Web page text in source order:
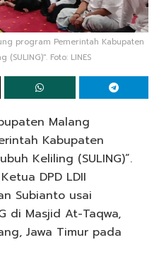
program Pemerintah Kabupaten
Foto: LINES
Malang
Kabupaten
Keliling (SULING)”.
DPD LDII
Subianto usai
di Masjid At-Taqwa,
Jawa Timur pada